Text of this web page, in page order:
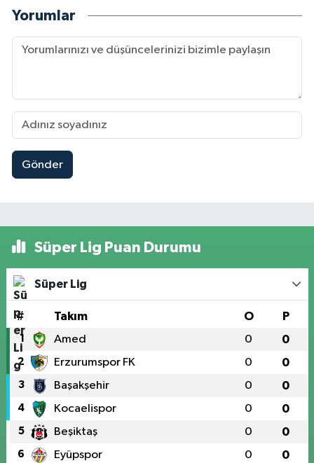
Yorumlar
Gönder
Süper Lig Puan Durumu
Süper Lig
# Takım O P
1 Amed 0 0
2 Erzurumspor FK 0 0
3 Başakşehir 0 0
4 Kocaelispor 0 0
5 Beşiktaş 0 0
6 Eyüpspor 0 0